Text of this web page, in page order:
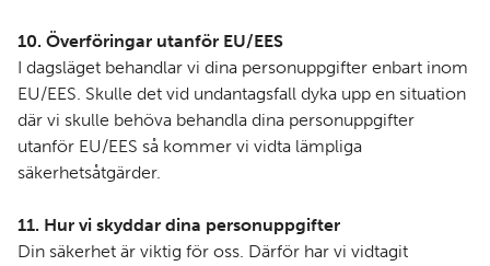
10. Överföringar utanför EU/EES
I dagsläget behandlar vi dina personuppgifter enbart inom
EU/EES. Skulle det vid undantagsfall dyka upp en situation
där vi skulle behöva behandla dina personuppgifter
utanför EU/EES så kommer vi vidta lämpliga
säkerhetsåtgärder.
11. Hur vi skyddar dina personuppgifter
Din säkerhet är viktig för oss. Därför har vi vidtagit